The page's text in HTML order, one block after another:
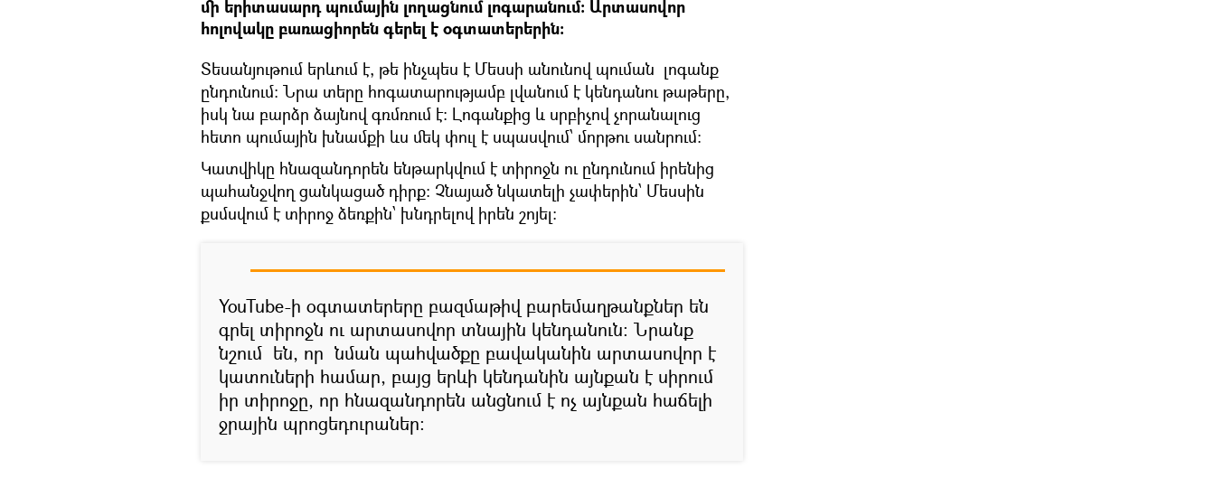
մի երիտասարդ պումային լողացնում լոգարանում: Արտասովոր
հոլովակը բառացիորեն գերել է օգտատերերին:
Տեսանյութում երևում է, թե ինչպես է Մեսսի անունով պուման լոգանք
ընդունում: Նրա տերը հոգատարությամբ լվանում է կենդանու թաթերը,
իսկ նա բարձր ձայնով գռմռում է: Լոգանքից և սրբիչով չորանալուց
հետո պումային խնամքի ևս մեկ փուլ է սպասվում՝ մորթու սանրում:
Կատվիկը հնազանդորեն ենթարկվում է տիրոջն ու ընդունում իրենից
պահանջվող ցանկացած դիրք: Չնայած նկատելի չափերին՝ Մեսսին
քսմսվում է տիրոջ ձեռքին՝ խնդրելով իրեն շոյել:
YouTube-ի օգտատերերը բազմաթիվ բարեմաղթանքներ են
գրել տիրոջն ու արտասովոր տնային կենդանուն: Նրանք
նշում են, որ նման պահվածքը բավականին արտասովոր է
կատուների համար, բայց երևի կենդանին այնքան է սիրում
իր տիրոջը, որ հնազանդորեն անցնում է ոչ այնքան հաճելի
ջրային պրոցեդուրաներ: